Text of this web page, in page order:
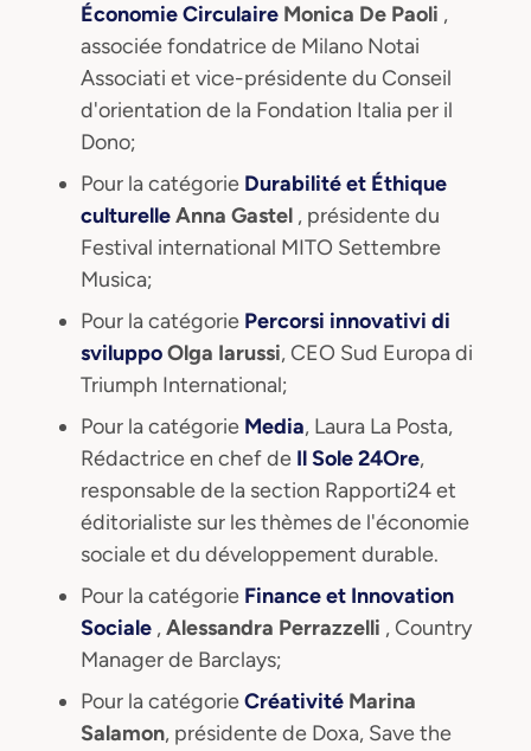
Économie Circulaire Monica De Paoli ,
associée fondatrice de Milano Notai
Associati et vice-présidente du Conseil
d'orientation de la Fondation Italia per il
Dono;
Pour la catégorie Durabilité et Éthique
culturelleAnna Gastel , présidente du
Festival international MITO Settembre
Musica;
Pour la catégorie Percorsi innovativi di
sviluppoOlga Iarussi, CEO Sud Europa di
Triumph International;
Pour la catégorie Media, Laura La Posta,
Rédactrice en chef de Il Sole 24Ore,
responsable de la section Rapporti24 et
éditorialiste sur les thèmes de l'économie
sociale et du développement durable.
Pour la catégorie Finance et Innovation
Sociale ,Alessandra Perrazzelli , Country
Manager de Barclays;
Pour la catégorieCréativité Marina
Salamon, présidente de Doxa, Save the